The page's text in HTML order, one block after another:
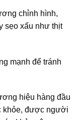
chỉnh hình,
sẹo xấu như thịt
mạnh để tránh
hiệu hàng đầu
khỏe, được người